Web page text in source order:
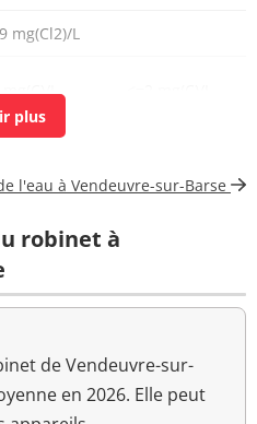
mg(Cl2)/L
L
L
l'eau à Vendeuvre-sur-Barse
robinet à
de Vendeuvre-sur-
en 2026. Elle peut